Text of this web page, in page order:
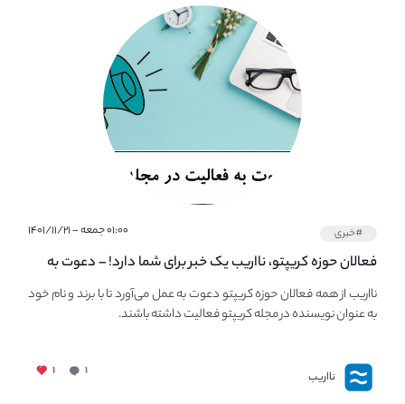
#خبری ۰۱:۰۰ جمعه - ۱۴۰۱/۱۱/۲۱
فعالان حوزه کریپتو، نااریب یک خبر برای شما دارد! – دعوت به
فعالیت در مجله کریپتو
نااریب از همه فعالان حوزه کریپتو دعوت به عمل می‌آورد تا با برند و نام خود
به عنوان نویسنده در مجله کریپتو فعالیت داشته باشند.
نااریب ۱ ۱